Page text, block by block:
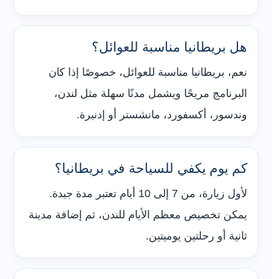
هل بريطانيا مناسبة للعوائل؟
نعم، بريطانيا مناسبة للعوائل، خصوصًا إذا كان
البرنامج مريحًا ويشمل مدنًا سهلة مثل لندن،
وندسور، أكسفورد، مانشستر أو إدنبرة.
كم يوم يكفي للسياحة في بريطانيا؟
لأول زيارة، من 7 إلى 10 أيام تعتبر مدة جيدة.
يمكن تخصيص معظم الأيام للندن، ثم إضافة مدينة
ثانية أو رحلتين يوميتين.